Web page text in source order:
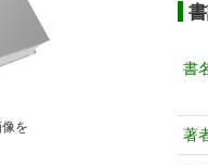
を
書
著